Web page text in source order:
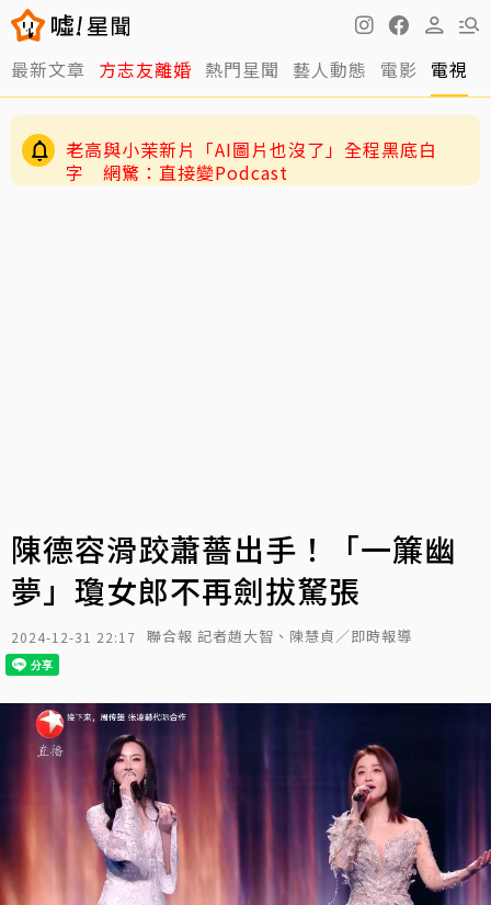
最新文章 方志友離婚 熱門星聞 藝人動態 電影 電視
快訊／方志友、楊銘威離婚了！結束12年婚「無
法再做情人永遠是家人」
老高與小茉新片「AI圖片也沒了」全程黑底白
字 網驚：直接變Podcast
陳德容滑跤蕭薔出手！「一簾幽
夢」瓊女郎不再劍拔駑張
2024-12-31 22:17 聯合報 記者趙大智、陳慧貞／即時報導